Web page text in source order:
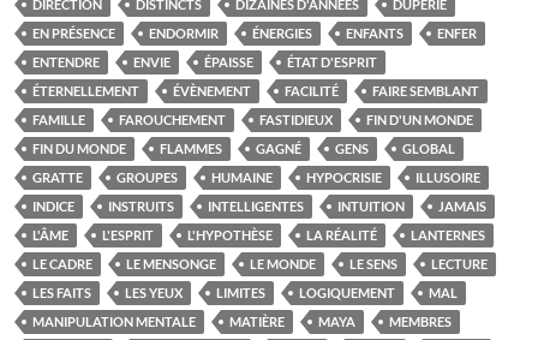
DIRECTION DISTINCTS DIZAINES D'ANNÉES
DUPERIE
EN PRÉSENCE
ENDORMIR ÉNERGIES ENFANTS
ENFER
ENTENDRE
ENVIE ÉPAISSE
ÉTAT D'ESPRIT
ÉTERNELLEMENT
ÉVÈNEMENT FACILITÉ
FAIRE SEMBLANT
FAMILLE
FAROUCHEMENT FASTIDIEUX
FIN D'UN MONDE
FIN DU MONDE
FLAMMES GAGNÉ GENS
GLOBAL
GRATTE
GROUPES HUMAINE HYPOCRISIE
ILLUSOIRE
INDICE
INSTRUITS INTELLIGENTES INTUITION
JAMAIS
L'ÂME
L'ESPRIT L'HYPOTHÈSE LA RÉALITÉ
LANTERNES
LE CADRE
LE MENSONGE LE MONDE LE SENS
LECTURE
LES FAITS
LES YEUX LIMITES LOGIQUEMENT
MAL
MANIPULATION MENTALE
MATIÈRE MAYA
MEMBRES